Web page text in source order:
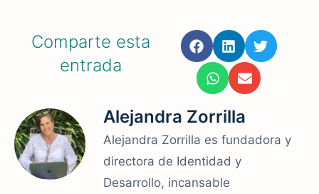
Comparte esta
entrada
Alejandra Zorrilla
Alejandra Zorrilla es fundadora y
directora de Identidad y
Desarrollo, incansable